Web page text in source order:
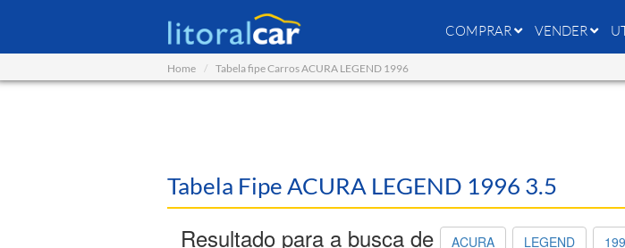
COMPRAR VENDER
Home Tabela fipe Carros ACURA LEGEND 1996
Tabela Fipe ACURA LEGEND 1996 3.5
Resultado para a busca de ACURA LEGEND